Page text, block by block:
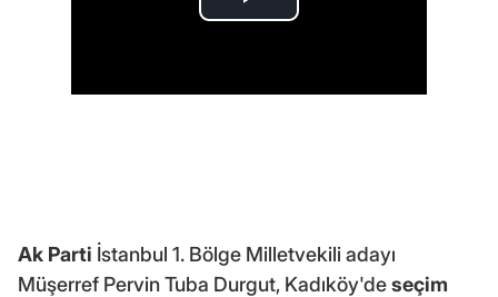
Ak Parti İstanbul 1. Bölge Milletvekili adayı
Müşerref Pervin Tuba Durgut, Kadıköy'deseçim